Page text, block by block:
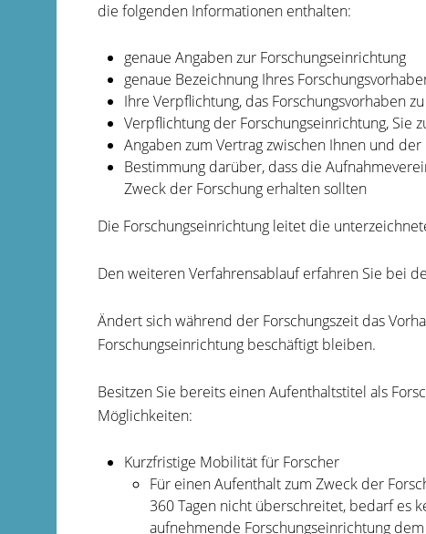
die folgenden Informationen enthalten:
genaue Angaben zur Forschungseinrichtung
genaue Bezeichnung Ihres
Ihre Verpflichtung, das Forschungsvorhaben
Verpflichtung der Forschungseinrichtung, Sie
Angaben zum Vertrag zwischen Ihnen und
Bestimmung darüber, dass die
Zweck der Forschung erhalten sollten
Die Forschungseinrichtung leitet die
Den weiteren Verfahrensablauf erfahren Sie bei
Ändert sich während der Forschungszeit das
Forschungseinrichtung beschäftigt bleiben.
Besitzen Sie bereits einen Aufenthaltstitel als
Möglichkeiten:
Kurzfristige Mobilität für Forscher
Für einen Aufenthalt zum Zweck der
360 Tagen nicht überschreitet, bedarf es
aufnehmende Forschungseinrichtung